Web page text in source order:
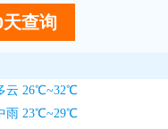
天查询
云 26℃~32℃
雨 23℃~29℃